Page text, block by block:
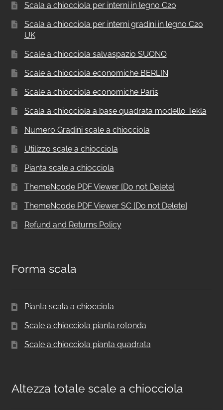
Scala a chiocciola per interni in legno C20
Scala a chiocciola per interni gradini in legno C20
UK
Scale a chiocciola salvaspazio SUONO
Scale a chiocciola economiche BERLIN
Scale a chiocciola economiche Paris
Scala a chiocciola a base quadrata modello Tekla
Numero Gradini scale a chiocciola
Utilizzo scale a chiocciola
Pianta scale a chiocciola
ThemeNcode PDF Viewer [Do not Delete]
ThemeNcode PDF Viewer SC [Do not Delete]
Refund and Returns Policy
Forma scala
Pianta scala a chiocciola
Scale a chiocciola pianta rotonda
Scale a chiocciola pianta quadrata
Altezza totale scale a chiocciola